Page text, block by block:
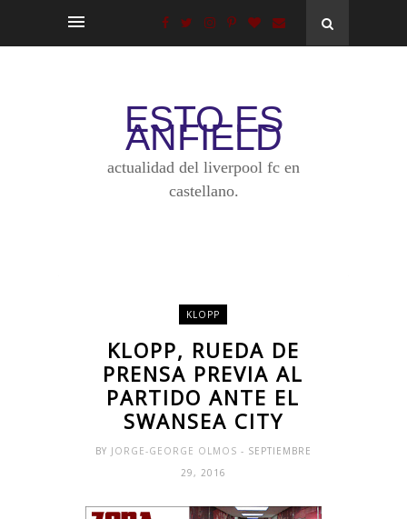
ESTO ES
ANFIELD
actualidad del liverpool fc en
castellano.
KLOPP
KLOPP, RUEDA DE
PRENSA PREVIA AL
PARTIDO ANTE EL
SWANSEA CITY
BY JORGE-GEORGE OLMOS - SEPTIEMBRE
29, 2016